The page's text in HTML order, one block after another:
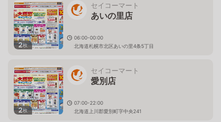
2枚
セイコーマート
あいの里店
06:00-00:00
北海道札幌市北区あいの里4条5丁目
2枚
セイコーマート
愛別店
07:00-22:00
北海道上川郡愛別町字中央241